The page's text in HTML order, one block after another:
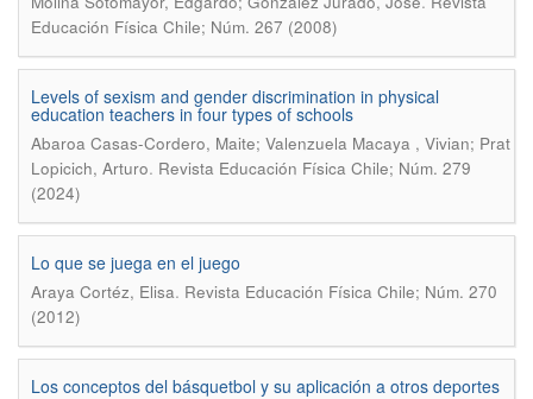
Educación Física Chile; Núm. 267 (2008)
Levels of sexism and gender discrimination in physical
education teachers in four types of schools
Abaroa Casas-Cordero, Maite; Valenzuela Macaya , Vivian; Prat
Lopicich, Arturo. Revista Educación Física Chile; Núm. 279
(2024)
Lo que se juega en el juego
Araya Cortéz, Elisa. Revista Educación Física Chile; Núm. 270
(2012)
Los conceptos del básquetbol y su aplicación a otros deportes